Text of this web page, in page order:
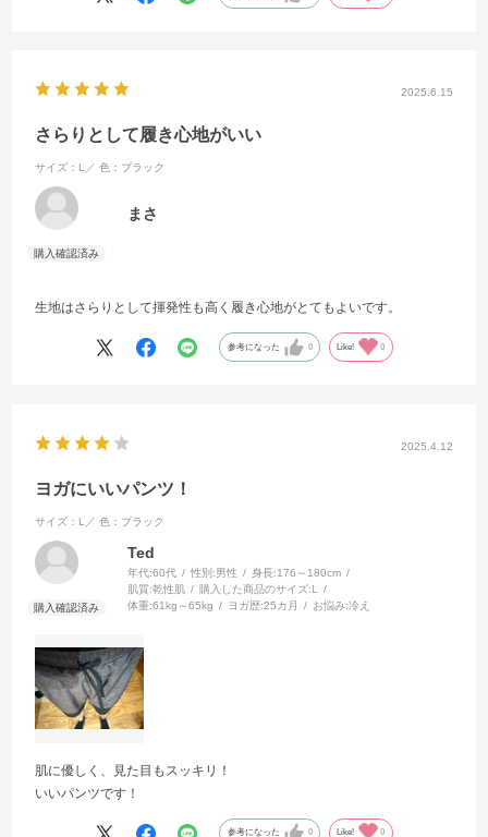
2025.6.15
さらりとして履き心地がいい
サイズ：L／ 色：ブラック
まさ
生地はさらりとして揮発性も高く履き心地がとてもよいです。
参考になった 0 Like! 0
2025.4.12
ヨガにいいパンツ！
サイズ：L／ 色：ブラック
Ted
年代:60代 性別:男性 身長:176～180cm
肌質:乾性肌 購入した商品のサイズ:L
体重:61kg～65kg ヨガ歴:25カ月 お悩み:冷え
肌に優しく、見た目もスッキリ！
いいパンツです！
参考になった 0 Like! 0